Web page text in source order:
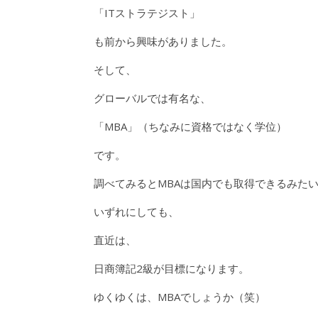
「ITストラテジスト」
も前から興味がありました。
そして、
グローバルでは有名な、
「MBA」（ちなみに資格ではなく学位）
です。
調べてみるとMBAは国内でも取得できるみたい
いずれにしても、
直近は、
日商簿記2級が目標になります。
ゆくゆくは、MBAでしょうか（笑）